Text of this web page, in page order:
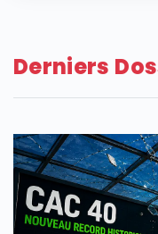
Derniers